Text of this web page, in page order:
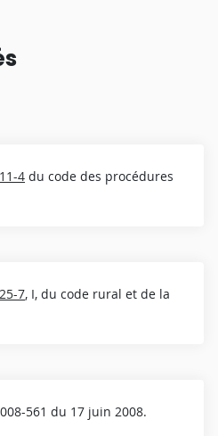
4 du code des procédures
7, I, du code rural et de la
561 du 17 juin 2008.